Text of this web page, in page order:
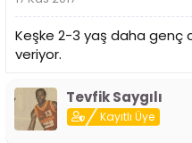
Keşke 2-3 yaş daha genç
veriyor.
Tevfik Saygılı
Kayıtlı Üye